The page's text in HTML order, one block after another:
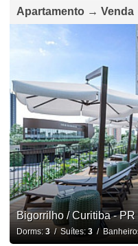
Apartamento → Venda
Bigorrilho / Curitiba - PR
Dorms: 3/ Suítes: 3/